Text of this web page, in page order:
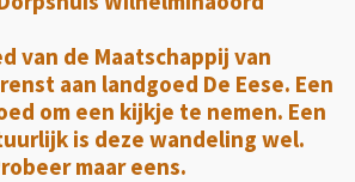
van de Maatschappij van
aan landgoed De Eese. Een
om een kijkje te nemen. Een
is deze wandeling wel.
maar eens.